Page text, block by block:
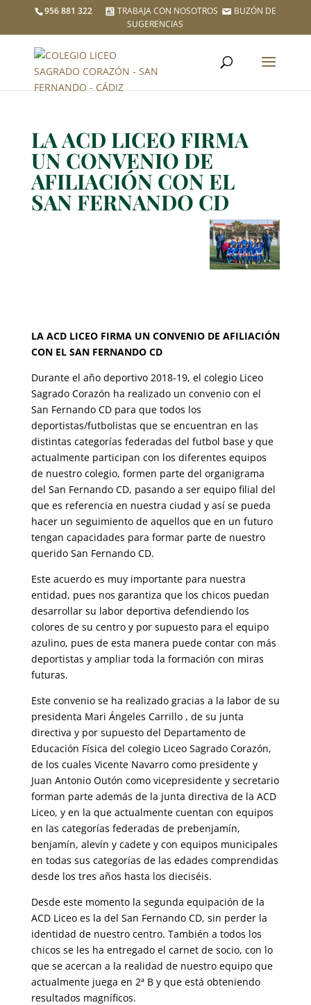
956 881 322 TRABAJA CON NOSOTROS
BUZÓN DE
SUGERENCIAS
LA ACD LICEO FIRMA
UN CONVENIO DE
AFILIACIÓN CON EL
SAN FERNANDO CD
LA ACD LICEO FIRMA UN CONVENIO DE AFILIACIÓN
CON EL SAN FERNANDO CD
Durante el año deportivo 2018-19, el colegio Liceo
Sagrado Corazón ha realizado un convenio con el
San Fernando CD para que todos los
deportistas/futbolistas que se encuentran en las
distintas categorías federadas del futbol base y que
actualmente participan con los diferentes equipos
de nuestro colegio, formen parte del organigrama
del San Fernando CD, pasando a ser equipo filial del
que es referencia en nuestra ciudad y así se pueda
hacer un seguimiento de aquellos que en un futuro
tengan capacidades para formar parte de nuestro
querido San Fernando CD.
Este acuerdo es muy importante para nuestra
entidad, pues nos garantiza que los chicos puedan
desarrollar su labor deportiva defendiendo los
colores de su centro y por supuesto para el equipo
azulino, pues de esta manera puede contar con más
deportistas y ampliar toda la formación con miras
futuras.
Este convenio se ha realizado gracias a la labor de su
presidenta Mari Ángeles Carrillo , de su junta
directiva y por supuesto del Departamento de
Educación Física del colegio Liceo Sagrado Corazón,
de los cuales Vicente Navarro como presidente y
Juan Antonio Outón como vicepresidente y secretario
forman parte además de la junta directiva de la ACD
Liceo, y en la que actualmente cuentan con equipos
en las categorías federadas de prebenjamín,
benjamín, alevín y cadete y con equipos municipales
en todas sus categorías de las edades comprendidas
desde los tres años hasta los dieciséis.
Desde este momento la segunda equipación de la
ACD Liceo es la del San Fernando CD, sin perder la
identidad de nuestro centro. También a todos los
chicos se les ha entregado el carnet de socio, con lo
que se acercan a la realidad de nuestro equipo que
actualmente juega en 2ª B y que está obteniendo
resultados magníficos.